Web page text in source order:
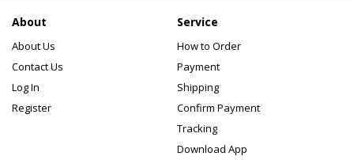
About
About Us
Contact Us
Log In
Register
Service
How to Order
Payment
Shipping
Confirm Payment
Tracking
Download App